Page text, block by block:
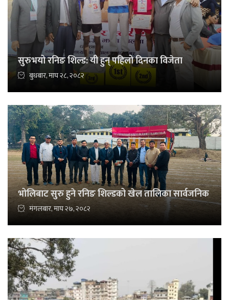
सुरुभयो रनिङ शिल्ड: यी हुन् पहिलो दिनका विजेता
बुधबार, माघ २८, २०८२
भोलिबाट सुरु हुने रनिङ शिल्डको खेल तालिका सार्वजनिक
मंगलबार, माघ २७, २०८२